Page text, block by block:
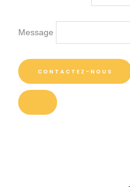
Message
CONTACTEZ-NOUS